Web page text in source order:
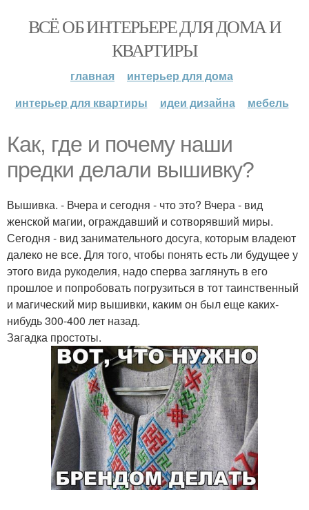
ВСЁ ОБ ИНТЕРЬЕРЕ ДЛЯ ДОМА И
КВАРТИРЫ
главная
интерьер для дома
интерьер для квартиры
идеи дизайна мебель
Как, где и почему наши
предки делали вышивку?
Вышивка. - Вчера и сегодня - что это? Вчера - вид
женской магии, ограждавший и сотворявший миры.
Сегодня - вид занимательного досуга, которым владеют
далеко не все. Для того, чтобы понять есть ли будущее у
этого вида рукоделия, надо сперва заглянуть в его
прошлое и попробовать погрузиться в тот таинственный
и магический мир вышивки, каким он был еще каких-
нибудь 300-400 лет назад.
Загадка простоты.